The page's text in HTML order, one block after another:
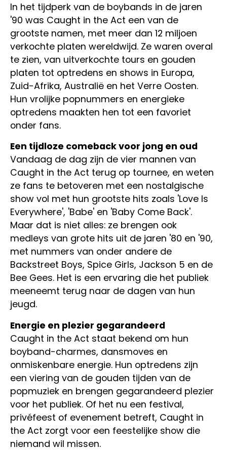
In het tijdperk van de boybands in de jaren
'90 was Caught in the Act een van de
grootste namen, met meer dan 12 miljoen
verkochte platen wereldwijd. Ze waren overal
te zien, van uitverkochte tours en gouden
platen tot optredens en shows in Europa,
Zuid-Afrika, Australië en het Verre Oosten.
Hun vrolijke popnummers en energieke
optredens maakten hen tot een favoriet
onder fans.
Een tijdloze comeback voor jong en oud
Vandaag de dag zijn de vier mannen van
Caught in the Act terug op tournee, en weten
ze fans te betoveren met een nostalgische
show vol met hun grootste hits zoals 'Love Is
Everywhere', 'Babe' en 'Baby Come Back'.
Maar dat is niet alles: ze brengen ook
medleys van grote hits uit de jaren '80 en '90,
met nummers van onder andere de
Backstreet Boys, Spice Girls, Jackson 5 en de
Bee Gees. Het is een ervaring die het publiek
meeneemt terug naar de dagen van hun
jeugd.
Energie en plezier gegarandeerd
Caught in the Act staat bekend om hun
boyband-charmes, dansmoves en
onmiskenbare energie. Hun optredens zijn
een viering van de gouden tijden van de
popmuziek en brengen gegarandeerd plezier
voor het publiek. Of het nu een festival,
privéfeest of evenement betreft, Caught in
the Act zorgt voor een feestelijke show die
niemand wil missen.